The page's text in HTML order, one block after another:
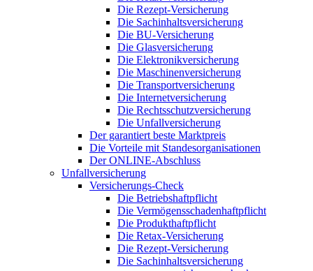
Die Rezept-Versicherung
Die Sachinhaltsversicherung
Die BU-Versicherung
Die Glasversicherung
Die Elektronikversicherung
Die Maschinenversicherung
Die Transportversicherung
Die Internetversicherung
Die Rechtsschutzversicherung
Die Unfallversicherung
Der garantiert beste Marktpreis
Die Vorteile mit Standesorganisationen
Der ONLINE-Abschluss
Unfallversicherung
Versicherungs-Check
Die Betriebshaftpflicht
Die Vermögensschadenhaftpflicht
Die Produkthaftpflicht
Die Retax-Versicherung
Die Rezept-Versicherung
Die Sachinhaltsversicherung